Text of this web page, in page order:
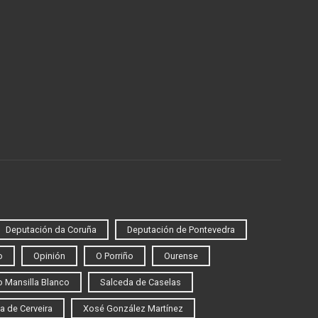
Deputación da Coruña Deputación de Pontevedra
Opinión O Porriño Ourense
Mansilla Blanco Salceda de Caselas
de Cerveira Xosé González Martínez